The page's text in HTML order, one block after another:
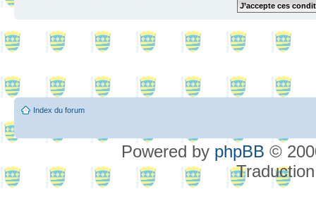
Index du forum
Powered by phpBB ©